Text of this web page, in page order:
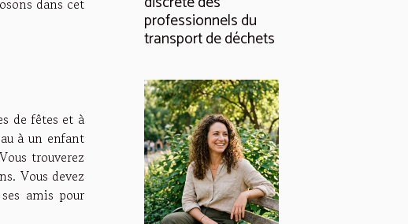
de fêtes et à
à un enfant
trouverez
Vous devez
amis pour
professionnels du
transport de déchets